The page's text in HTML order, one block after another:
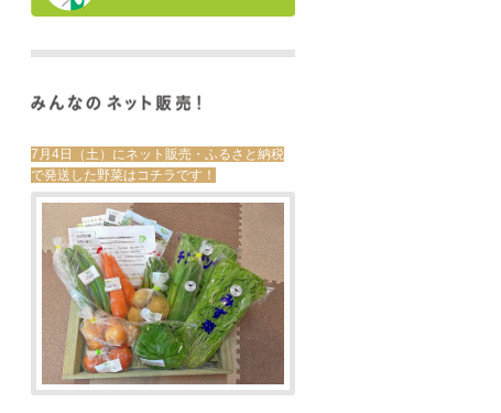
7月4日（土）にネット販売・ふるさと納税
で発送した野菜はコチラです！